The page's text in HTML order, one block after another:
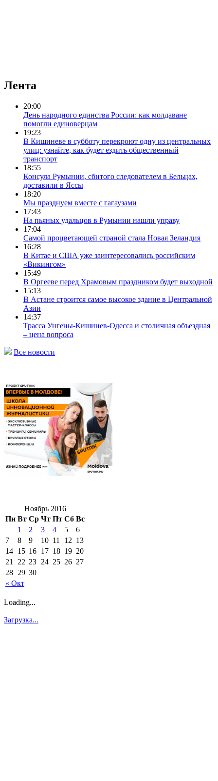
Лента
20:00
День народного единства России: как молдаване
помогли единоверцам
19:23
В Кишиневе в субботу перекроют одну из центральных
улиц: узнайте, как будет ездить общественный
транспорт
18:55
Консула Румынии, сбитого следователем в Бельцах,
доставили в Яссы
18:20
Мы празднуем вместе с гагаузами
17:43
На пьяных удальцов в Румынии нашли управу
17:04
Самой процветающей страной стала Новая Зеландия
16:28
В Китае и США уже заинтересовались российским
«Викингом»
15:49
В Оргееве перед Храмовым праздником будет выходной
15:13
В Астане строится самое высокое здание в Центральной
Азии
14:37
Трасса Унгены-Кишинев-Одесса и столичная объездная
– цена вопроса
Все новости
Ноябрь 2016
Пн Вт Ср Чт Пт Сб Вс
« Окт
1 2 3 4 5
6
7
8 9 10 11 12 13
14 15 16 17 18 19 20
21
22 23 24 25 26 27
28 29 30
Loading...
Загрузка...